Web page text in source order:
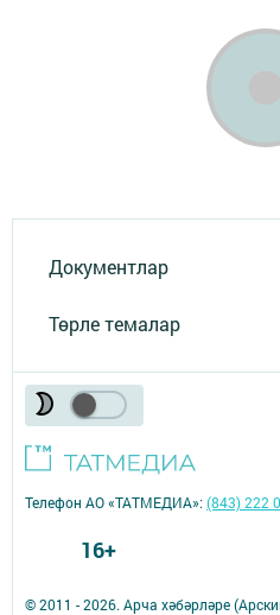
Документлар
Төрле темалар
© 2011 - 2026. Арча хәбәрләре
Телефон АО «ТАТМЕДИА»:(843) 222
16+